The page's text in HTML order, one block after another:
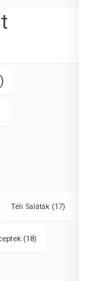
Téli Saláták (17)
(18)